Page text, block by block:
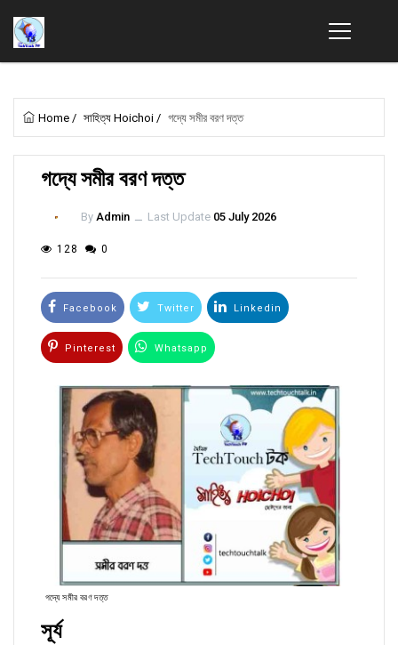
Home / সাহিত্য Hoichoi / গদ্যে সমীর বরণ দত্ত
গদ্যে সমীর বরণ দত্ত
By Admin ــ Last Update 05 July 2026
128 0
Facebook Twitter Linkedin
Pinterest Whatsapp
গদ্যে সমীর বরণ দত্ত
সূর্য